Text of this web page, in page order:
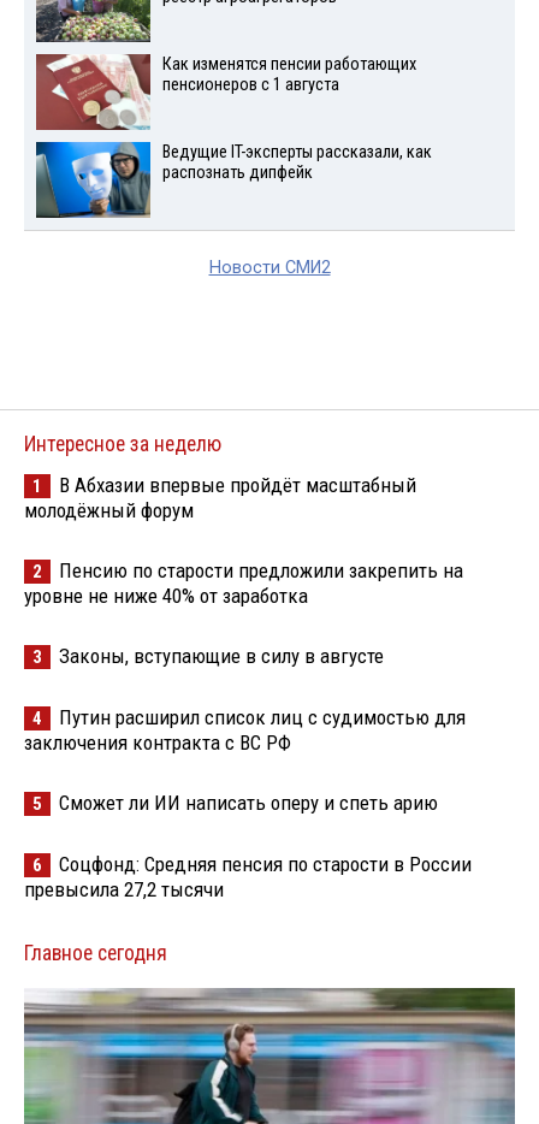
Как изменятся пенсии работающих
пенсионеров с 1 августа
Ведущие IT-эксперты рассказали, как
распознать дипфейк
Новости СМИ2
Интересное за неделю
1
В Абхазии впервые пройдёт масштабный
молодёжный форум
2
Пенсию по старости предложили закрепить на
уровне не ниже 40% от заработка
3 Законы, вступающие в силу в августе
4
Путин расширил список лиц с судимостью для
заключения контракта с ВС РФ
5 Сможет ли ИИ написать оперу и спеть арию
6
Соцфонд: Средняя пенсия по старости в России
превысила 27,2 тысячи
Главное сегодня